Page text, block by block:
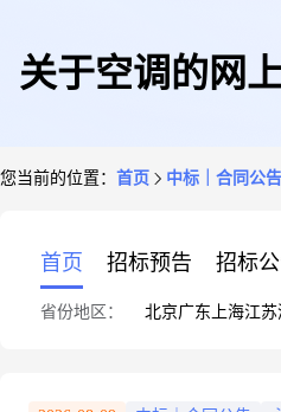
关于空调的网
您当前的位置： 首页 中标｜合同公告
首页 招标预告 招标
省份地区： 北京广东 上海江苏